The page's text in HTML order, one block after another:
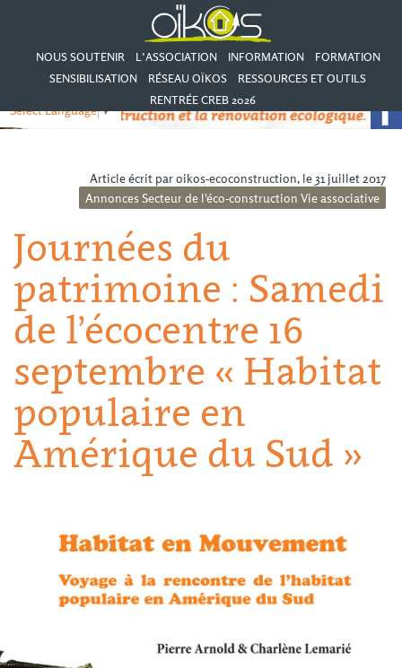
NOUS SOUTENIR L’ASSOCIATION INFORMATION
FORMATION
SENSIBILISATION
RÉSEAU OÏKOS
RESSOURCES ET OUTILS
RENTRÉE CREB 2026
Select Language▼
Article écrit par oikos-ecoconstruction, le 31 juillet 2017
AnnoncesSecteur de l'éco-construction Vie associative
Journées du
patrimoine : Samedi
de l’écocentre 16
septembre « Habitat
populaire en
Amérique du Sud »